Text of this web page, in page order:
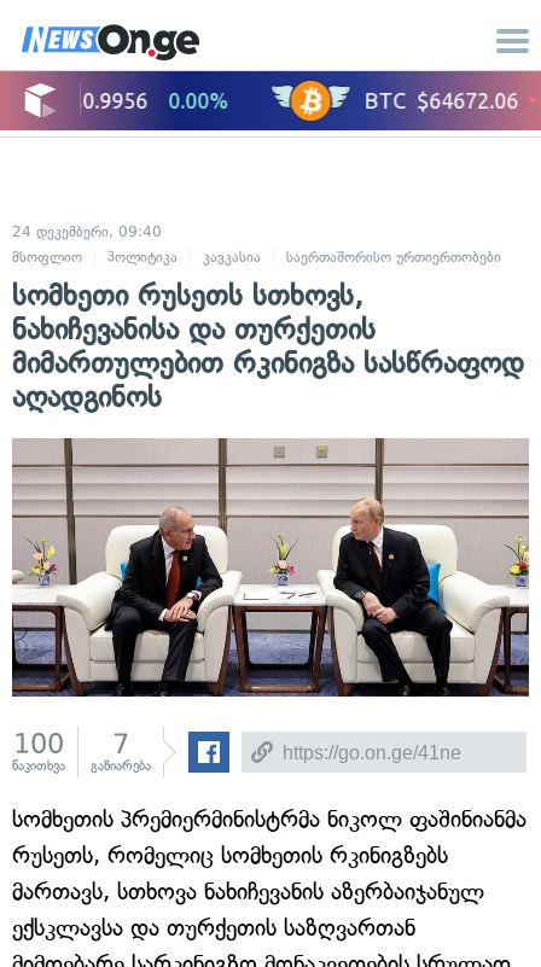
24 დეკემბერი, 09:40
მსოფლიო
პოლიტიკა კავკასია საერთაშორისო ურთიერთობები
სომხეთი რუსეთს სთხოვს,
ნახიჩევანისა და თურქეთის
მიმართულებით რკინიგზა სასწრაფოდ
აღადგინოს
100
წაკითხვა
7
გაზიარება
სომხეთის პრემიერმინისტრმა ნიკოლ ფაშინიანმა
რუსეთს, რომელიც სომხეთის რკინიგზებს
მართავს, სთხოვა ნახიჩევანის აზერბაიჯანულ
ექსკლავსა და თურქეთის საზღვართან